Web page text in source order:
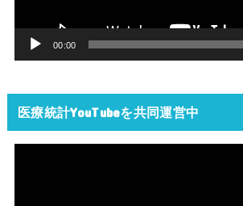
00:00
医療統計YouTubeを共同運営中